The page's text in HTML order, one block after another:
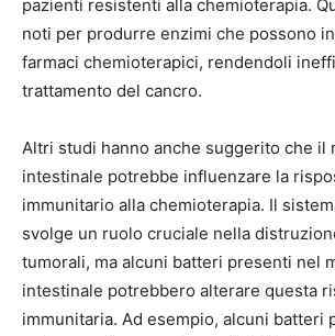
pazienti resistenti alla chemioterapia.
noti per produrre enzimi che possono
farmaci chemioterapici, rendendoli
trattamento del cancro.
Altri studi hanno anche suggerito che il
intestinale potrebbe influenzare la
immunitario alla chemioterapia. Il
svolge un ruolo cruciale nella
tumorali, ma alcuni batteri presenti nel
intestinale potrebbero alterare questa
immunitaria. Ad esempio, alcuni batteri